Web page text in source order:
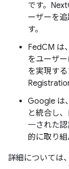
です。
ーザーを
す。
FedCM は
をユーザ
を実現す
Google は
と統合し
一された
的に取り組
詳細については、